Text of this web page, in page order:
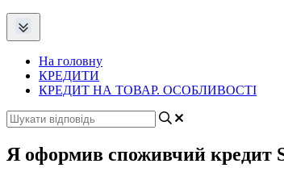
На головну
КРЕДИТИ
КРЕДИТ НА ТОВАР. ОСОБЛИВОСТІ
Я оформив споживчий кредит